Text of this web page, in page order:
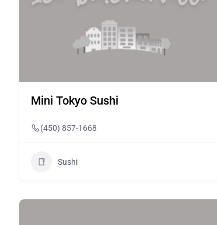
Mini Tokyo Sushi
(450) 857-1668
Sushi